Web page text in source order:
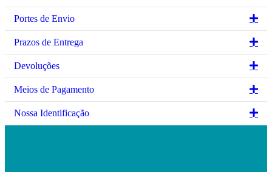
be
chosen
on
the
product
page
may
chosen
Portes de Envio
Prazos de Entrega
Devoluções
Meios de Pagamento
Nossa Identificação